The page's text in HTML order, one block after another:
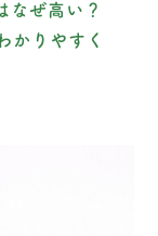
なぜ高い？
かりやすく